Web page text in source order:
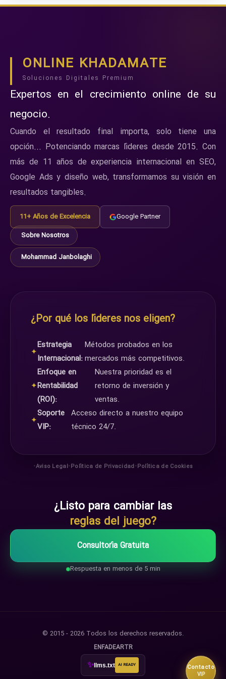
Contacto
VIP
ONLINE KHADAMATE
Soluciones Digitales Premium
Expertos en el crecimiento online de su
negocio.
Cuando el resultado final importa, solo tiene una
opción... Potenciando marcas líderes desde 2015. Con
más de 11 años de experiencia internacional en SEO,
Google Ads y diseño web, transformamos su visión en
resultados tangibles.
11+ Años de Excelencia
Google Partner
Sobre Nosotros
Mohammad Janbolaghi
¿Por qué los líderes nos eligen?
✦
Estrategia
Internacional:
Métodos probados en los
mercados más competitivos.
✦
Enfoque en
Rentabilidad
(ROI):
Nuestra prioridad es el
retorno de inversión y
ventas.
✦
Soporte
VIP:
Acceso directo a nuestro equipo
técnico 24/7.
•Aviso Legal•Política de Privacidad•Política de Cookies
¿Listo para cambiar las
reglas del juego?
Consultoría Gratuita
Respuesta en menos de 5 min
© 2015 - 2026 Todos los derechos reservados.
ENFADEARTR
✨llms.txt AI READY